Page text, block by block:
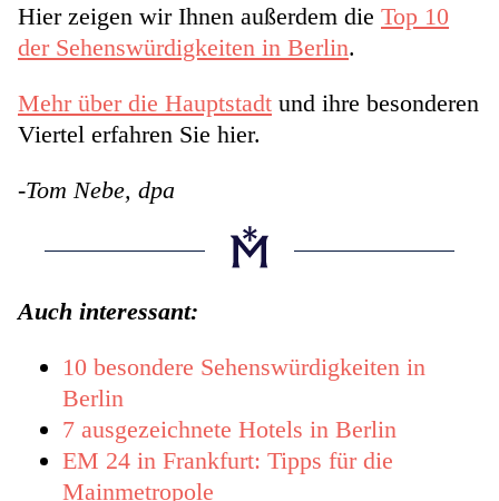
Hier zeigen wir Ihnen außerdem die Top 10
der Sehenswürdigkeiten in Berlin.
Mehr über die Hauptstadt und ihre besonderen
Viertel erfahren Sie hier.
-Tom Nebe, dpa
Auch interessant:
10 besondere Sehenswürdigkeiten in
Berlin
7 ausgezeichnete Hotels in Berlin
EM 24 in Frankfurt: Tipps für die
Mainmetropole